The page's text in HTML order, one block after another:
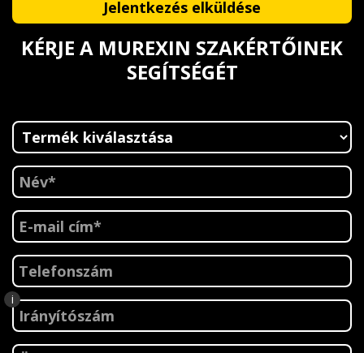
KÉRJE A MUREXIN SZAKÉRTŐINEK
SEGÍTSÉGÉT
i